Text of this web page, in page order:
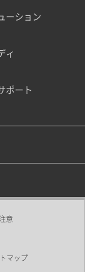
ーション
ィ
ポート
意
マップ